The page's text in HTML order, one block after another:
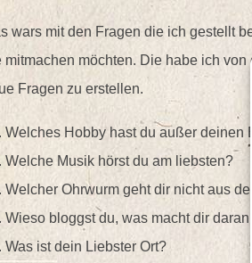
wars mit den Fragen die ich gestellt
mitmachen möchten. Die habe ich von
Fragen zu erstellen.
Welches Hobby hast du außer deinen
Welche Musik hörst du am liebsten?
Welcher Ohrwurm geht dir nicht aus
Wieso bloggst du, was macht dir
Was ist dein Liebster Ort?